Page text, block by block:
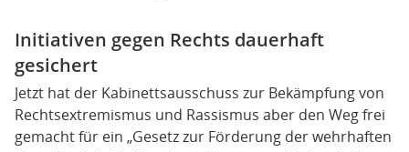
Initiativen gegen Rechts dauerhaft
gesichert
Jetzt hat der Kabinettsausschuss zur Bekämpfung von
Rechtsextremismus und Rassismus aber den Weg frei
gemacht für ein „Gesetz zur Förderung der wehrhaften